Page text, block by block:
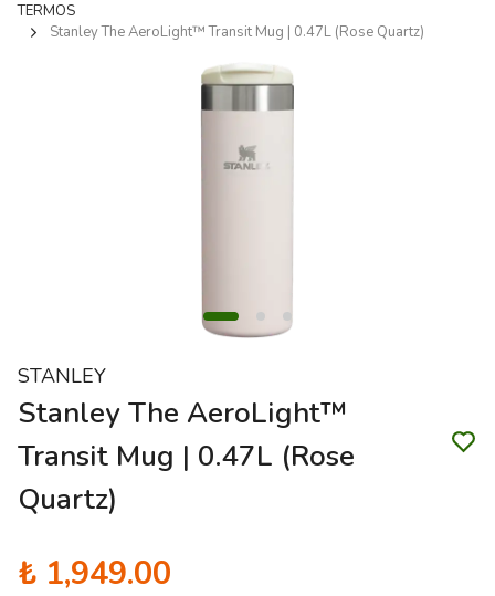
TERMOS
Stanley The AeroLight™ Transit Mug | 0.47L (Rose Quartz)
STANLEY
Stanley The AeroLight™
Transit Mug | 0.47L (Rose
Quartz)
₺ 1,949.00